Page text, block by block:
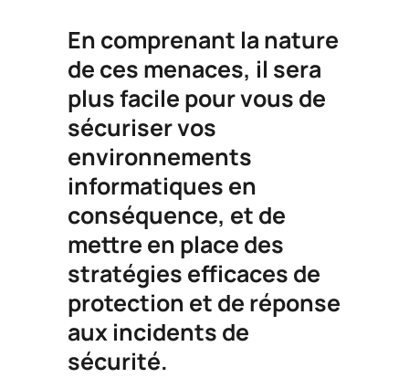
En comprenant la nature
de ces menaces, il sera
plus facile pour vous de
sécuriser vos
environnements
informatiques en
conséquence, et de
mettre en place des
stratégies efficaces de
protection et de réponse
aux incidents de
sécurité.